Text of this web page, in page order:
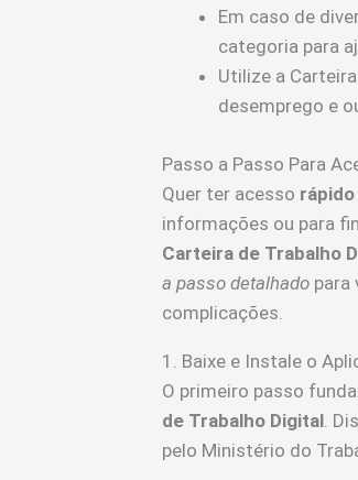
Em caso de
categoria para
Utilize a
desemprego e
Passo a Passo Para
Quer ter acesso rápido
informações ou para
Carteira de Trabalho
a passo detalhado para
complicações.
1. Baixe e Instale o
O primeiro passo
de Trabalho Digital .
pelo Ministério do